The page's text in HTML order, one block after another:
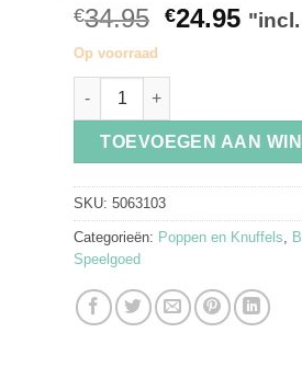
€34.95
was:
€24.95
Op voorraad
Pop Jedda Bonikka aantal
TOEVOEGEN AAN
SKU: 5063103
Categorieën: Poppen en Knuffels
Speelgoed